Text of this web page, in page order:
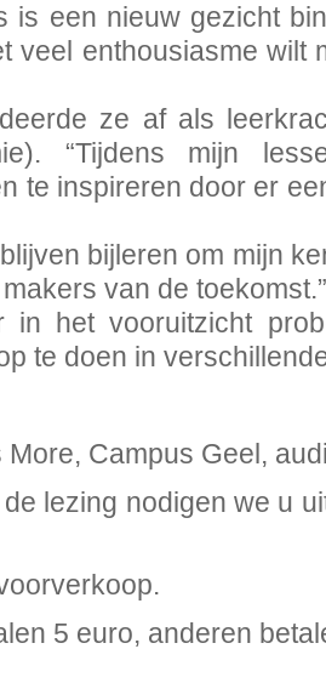
is een nieuw gezicht
veel enthousiasme wilt
ze af als
“Tijdens mijn
te inspireren door er
bijleren om mijn
van de toekomst.”
in het vooruitzicht
te doen in
More, Campus Geel,
lezing nodigen we u
5 euro, anderen